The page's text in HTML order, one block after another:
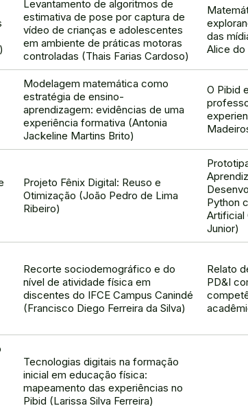
Levantamento de algoritmos de
estimativa de pose por captura de
vídeo de crianças e adolescentes
em ambiente de práticas motoras
controladas (Thais Farias Cardoso)
das
Alice do
Modelagem matemática como
estratégia de ensino-
aprendizagem: evidências de uma
experiência formativa (Antonia
Jackeline Martins Brito)
O Pibid
Projeto Fênix Digital: Reuso e
Otimização (João Pedro de Lima
Ribeiro)
Python
Artificial
Junior)
Recorte sociodemográfico e do
nível de atividade física em
discentes do IFCE Campus Canindé
(Francisco Diego Ferreira da Silva)
Relato
PD&I
Tecnologias digitais na formação
inicial em educação física:
mapeamento das experiências no
Pibid (Larissa Silva Ferreira)